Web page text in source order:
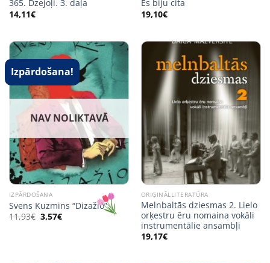
365. Dzejoļi. 3. daļa
14,11€
Es biju cita
19,10€
Izpārdošana!
NAV NOLIKTAVĀ
IZPĀRDOŠANA
Svens Kuzmins “Dizažio”
11,93€ Original
price
3,57€Current
price
ORIĢINĀLLITERATŪRA
Melnbaltās dziesmas 2. Lielo
orķestru ēru nomaina vokāli
instrumentālie ansambļi
19,17€